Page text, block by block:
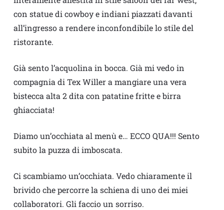
con statue di cowboy e indiani piazzati davanti
all’ingresso a rendere inconfondibile lo stile del
ristorante.
Già sento l’acquolina in bocca. Già mi vedo in
compagnia di Tex Willer a mangiare una vera
bistecca alta 2 dita con patatine fritte e birra
ghiacciata!
Diamo un’occhiata al menù e… ECCO QUA!!! Sento
subito la puzza di imboscata.
Ci scambiamo un’occhiata. Vedo chiaramente il
brivido che percorre la schiena di uno dei miei
collaboratori. Gli faccio un sorriso.